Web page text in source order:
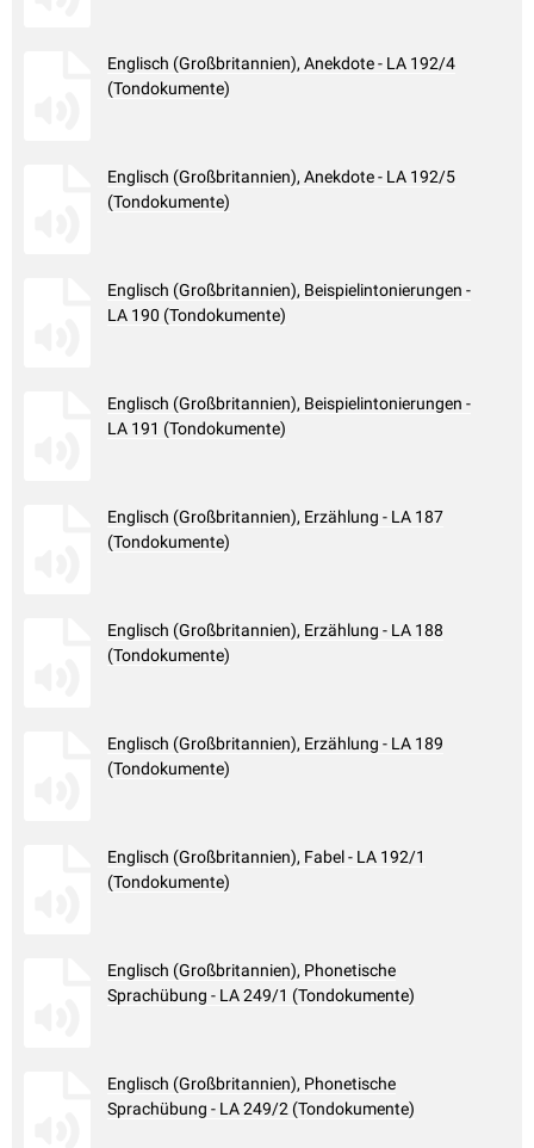
Englisch (Großbritannien), Anekdote - LA 192/4
(Tondokumente)
Englisch (Großbritannien), Anekdote - LA 192/5
(Tondokumente)
Englisch (Großbritannien), Beispielintonierungen -
LA 190 (Tondokumente)
Englisch (Großbritannien), Beispielintonierungen -
LA 191 (Tondokumente)
Englisch (Großbritannien), Erzählung - LA 187
(Tondokumente)
Englisch (Großbritannien), Erzählung - LA 188
(Tondokumente)
Englisch (Großbritannien), Erzählung - LA 189
(Tondokumente)
Englisch (Großbritannien), Fabel - LA 192/1
(Tondokumente)
Englisch (Großbritannien), Phonetische
Sprachübung - LA 249/1 (Tondokumente)
Englisch (Großbritannien), Phonetische
Sprachübung - LA 249/2 (Tondokumente)